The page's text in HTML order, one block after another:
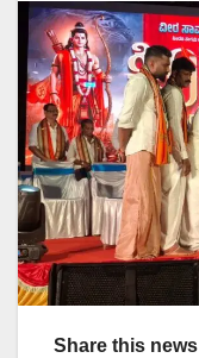
Share this news